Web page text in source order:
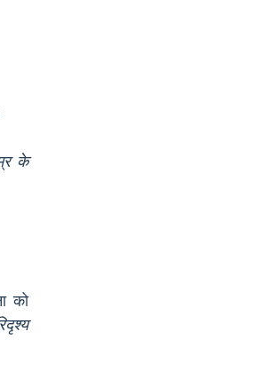
के
को